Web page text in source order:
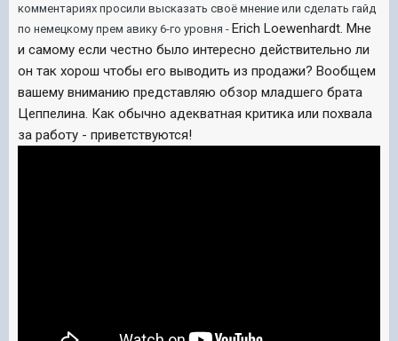
комментариях просили высказать своё мнение или сделать гайд
по немецкому прем авику 6-го уровня - Erich Loewenhardt. Мне
и самому если честно было интересно действительно ли
он так хорош чтобы его выводить из продажи? Вообщем
вашему вниманию представляю обзор младшего брата
Цеппелина. Как обычно адекватная критика или похвала
за работу - приветствуются!